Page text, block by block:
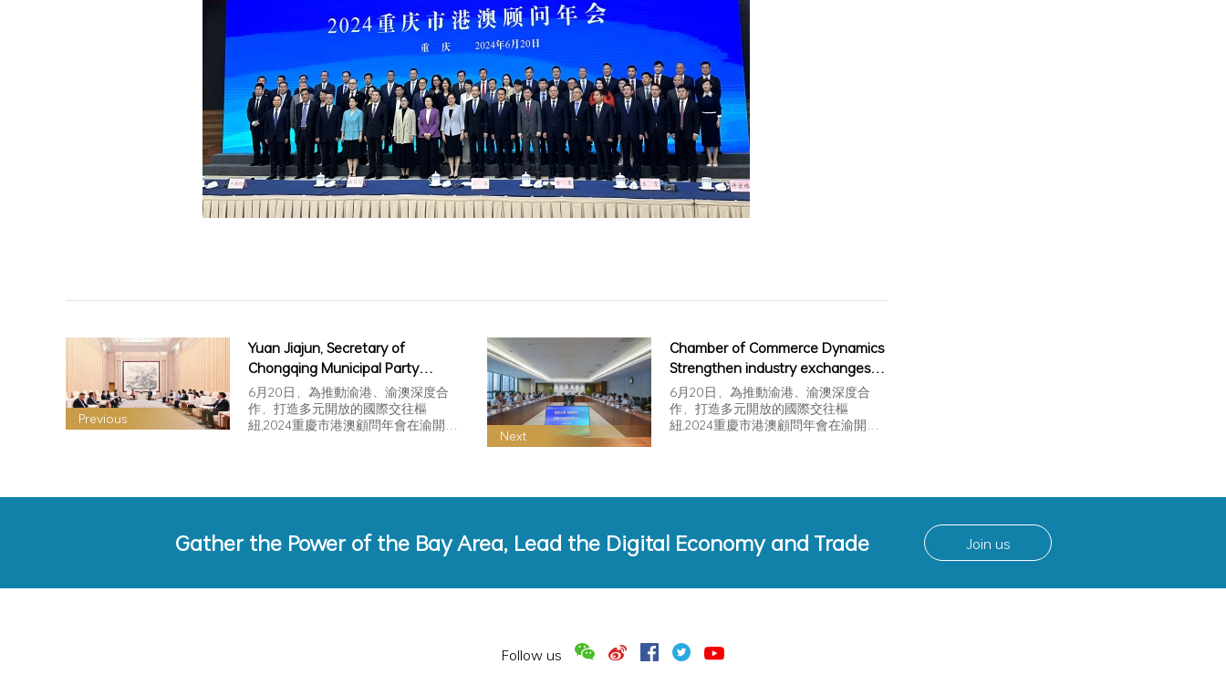
Previous
Yuan Jiajun, Secretary of
Chongqing Municipal Party
Committee, Hu Henghua, Deputy
Secretary of Chongqing Municipal
Party Committee and Mayor met
6月20日，為推動渝港、渝澳深度合
作，打造多元開放的國際交往樞
紐,2024重慶市港澳顧問年會在渝開
Next
Chamber of Commerce Dynamics
Strengthen industry exchanges
to help enterprises "sail to sea"
6月20日，為推動渝港、渝澳深度合
作，打造多元開放的國際交往樞
紐,2024重慶市港澳顧問年會在渝開
Gather the Power of the Bay Area, Lead the Digital Economy and Trade Join us
Follow us